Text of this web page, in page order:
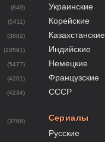
(849)
(5411)
(3882)
(10591)
(5477)
(4261)
(4234)
(3768)
Украинские
Корейские
Казахстанские
Индийские
Немецкие
Французские
СССР
Сериалы
Русские